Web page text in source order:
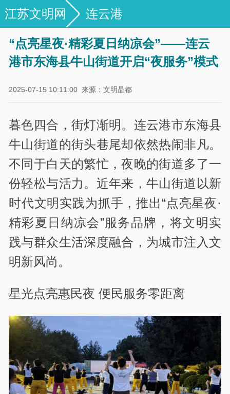
江苏文明网 连云港
“点亮星夜·精彩夏日纳凉会”——连云
港市东海县牛山街道开启“夜服务”模式
2025-07-15 10:11:00 来源：文明晶都
暮色四合，街灯渐明。连云港市东海县
牛山街道的街头巷尾却依然热闹非凡。
不同于白天的繁忙，夜晚的街道多了一
份轻松与活力。近年来，牛山街道以新
时代文明实践为抓手，推出“点亮星夜·
精彩夏日纳凉会”服务品牌，将文明实
践与群众生活深度融合，为城市注入文
明新风尚。
星光点亮惠民夜 便民服务零距离